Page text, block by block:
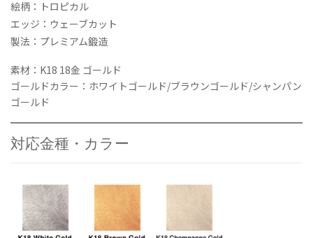
絵柄：トロピカル
エッジ：ウェーブカット
製法：プレミアム鍛造
素材：K18 18金 ゴールド
ゴールドカラー：ホワイトゴールド/ブラウンゴールド/シャンパン
ゴールド
対応金種・カラー